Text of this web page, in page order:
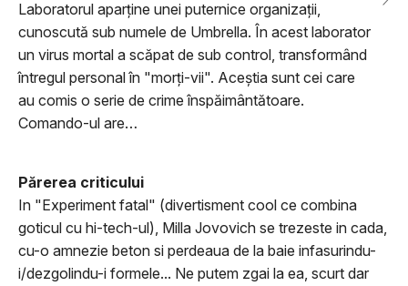
Laboratorul aparține unei puternice organizații,
cunoscută sub numele de Umbrella. În acest laborator
un virus mortal a scăpat de sub control, transformând
întregul personal în "morți-vii". Aceștia sunt cei care
au comis o serie de crime înspăimântătoare.
Comando-ul are…
Părerea criticului
In "Experiment fatal" (divertisment cool ce combina
goticul cu hi-tech-ul), Milla Jovovich se trezeste in cada,
cu-o amnezie beton si perdeaua de la baie infasurindu-
i/dezgolindu-i formele... Ne putem zgai la ea, scurt dar